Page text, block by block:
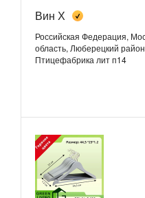
Вин Х
Российская Федерация,
область, Люберецкий
Птицефабрика лит п14